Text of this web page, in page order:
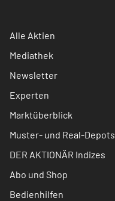
Alle Aktien
Mediathek
Newsletter
Experten
Marktüberblick
Muster- und Real-Depots
DER AKTIONÄR Indizes
Abo und Shop
Bedienhilfen